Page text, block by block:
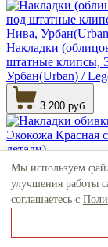
Накладки
штатные клипсы,
Урбан(Urban) /
3 200 руб.
Накладки обивки
Экокожа Красная
детали)
Мы используем
улучшения работы
соглашаетесь с